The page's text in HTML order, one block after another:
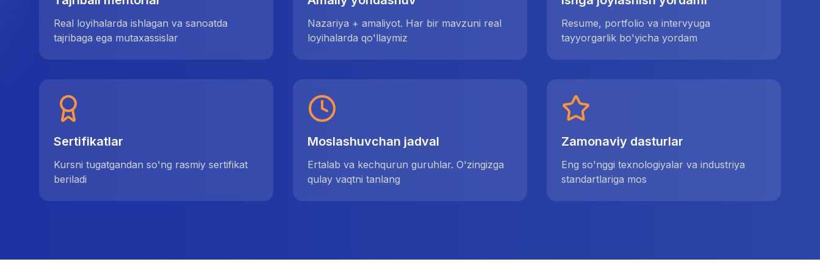
Real loyihalarda ishlagan va sanoatda
tajribaga ega mutaxassislar
Nazariya + amaliyot. Har bir mavzuni real
loyihalarda qo'llaymiz
Resume, portfolio va intervyuga
tayyorgarlik bo'yicha yordam
Sertifikatlar
Kursni tugatgandan so'ng rasmiy sertifikat
beriladi
Moslashuvchan jadval
Ertalab va kechqurun guruhlar. O'zingizga
qulay vaqtni tanlang
Zamonaviy dasturlar
Eng so'nggi texnologiyalar va industriya
standartlariga mos